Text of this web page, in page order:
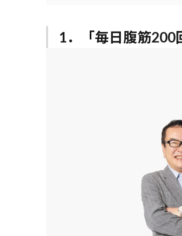
1．「毎日腹筋200